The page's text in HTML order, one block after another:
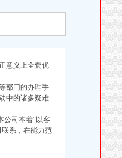
意义上全套优
部门的办理手
中的诸多疑难
公司本着“以客
系，在能力范